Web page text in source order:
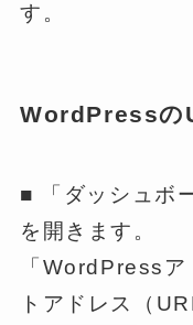
す。
WordPressの
■ 「ダッシュボ
を開きます。
「WordPress
トアドレス（